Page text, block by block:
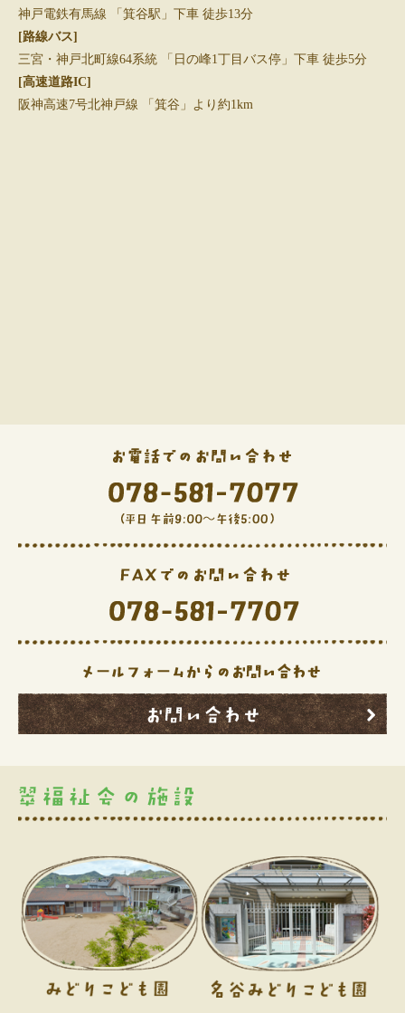
神戸電鉄有馬線 「箕谷駅」下車 徒歩13分
[路線バス]
三宮・神戸北町線64系統 「日の峰1丁目バス停」下車 徒歩5分
[高速道路IC]
阪神高速7号北神戸線 「箕谷」より約1km